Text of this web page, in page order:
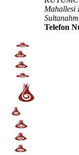
Mahallesi
Telefon